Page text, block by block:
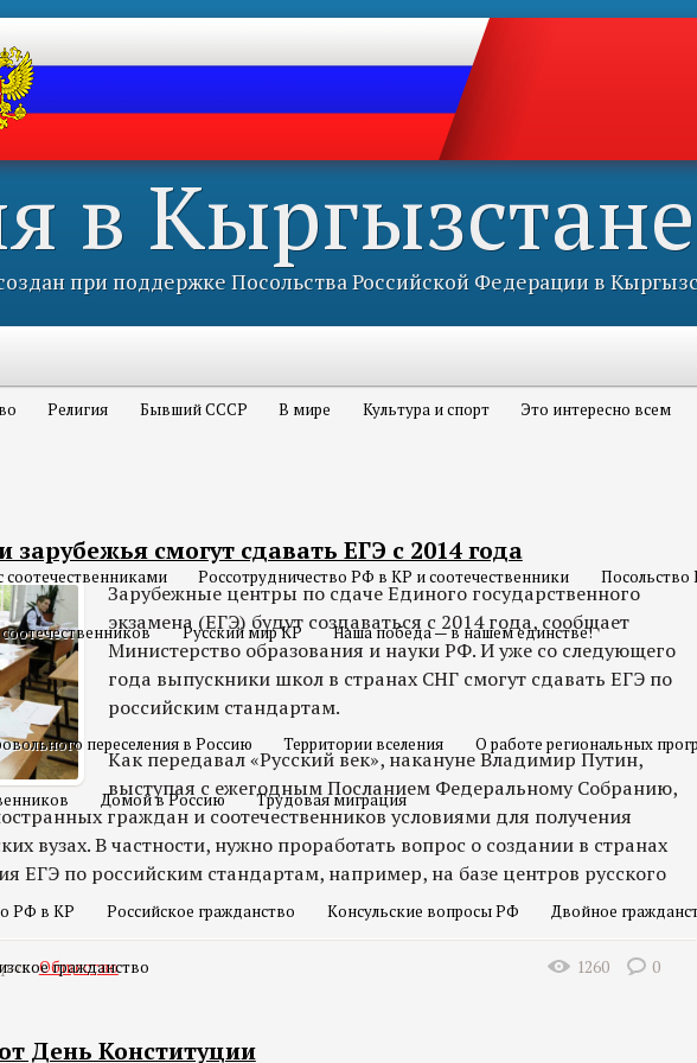
в Кыргызстане
при поддержке Посольства Российской Федерации в
Религия Бывший СССР В мире Культура и спорт Это интересно всем
соотечественниками Россотрудничество РФ в КР и соотечественники Посольство
Русский мир КР Наша победа — в нашем единстве!
переселения в Россию Территории вселения О работе региональных
Домой в Россию Трудовая миграция
РФ в КР Российское гражданство Консульские вопросы РФ Двойное
гражданство
зарубежья смогут сдавать ЕГЭ с 2014 года
Зарубежные центры по сдаче Единого государственного
экзамена (ЕГЭ) будут создаваться с 2014 года, сообщает
Министерство образования и науки РФ. И уже со следующего
года выпускники школ в странах СНГ смогут сдавать ЕГЭ по
российским стандартам.
Как передавал «Русский век», накануне Владимир Путин,
выступая с ежегодным Посланием Федеральному Собранию,
граждан и соотечественников условиями для получения
вузах. В частности, нужно проработать вопрос о создании в странах
ЕГЭ по российским стандартам, например, на базе центров русского
Общество 1260 0
День Конституции